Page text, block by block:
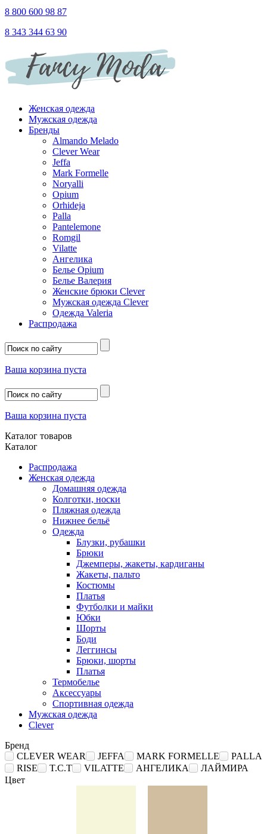
8 800 600 98 87
8 343 344 63 90
Женская одежда
Мужская одежда
Бренды
Almando Melado
Clever Wear
Jeffa
Mark Formelle
Noryalli
Opium
Orhideja
Palla
Pantelemone
Romgil
Vilatte
Ангелика
Белье Opium
Белье Валерия
Женские брюки Clever
Мужская одежда Clever
Одежда Valeria
Распродажа
Ваша корзина пуста
Ваша корзина пуста
Каталог товаров
Каталог
Распродажа
Женская одежда
Домашняя одежда
Колготки, носки
Пляжная одежда
Нижнее бельё
Одежда
Блузки, рубашки
Брюки
Джемперы, жакеты, кардиганы
Жакеты, пальто
Костюмы
Платья
Футболки и майки
Юбки
Шорты
Боди
Леггинсы
Брюки, шорты
Платья
Термобелье
Аксессуары
Спортивная одежда
Мужская одежда
Clever
Бренд
CLEVER WEAR
JEFFA MARK FORMELLE
PALLA
RISE
T.C.T VILATTE АНГЕЛИКА
ЛАЙМИРА
Цвет